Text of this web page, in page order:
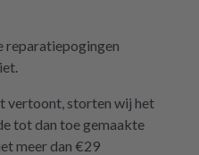
reparatiepogingen
vertoont, storten wij het
tot dan toe gemaakte
meer dan €29